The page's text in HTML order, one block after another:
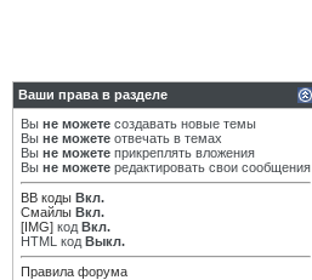
Ваши права в разделе
Вы не можете создавать новые темы
Вы не можете отвечать в темах
Вы не можете прикреплять вложения
Вы не можете редактировать свои сообщения
BB коды Вкл.
Смайлы Вкл.
[IMG] код Вкл.
HTML код Выкл.
Правила форума